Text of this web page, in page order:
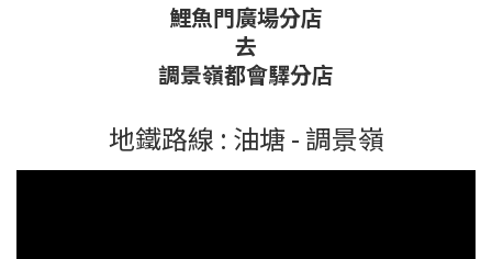
鯉魚門廣場分店
去
調景嶺都會驛分店
地鐵路線 : 油塘 - 調景嶺